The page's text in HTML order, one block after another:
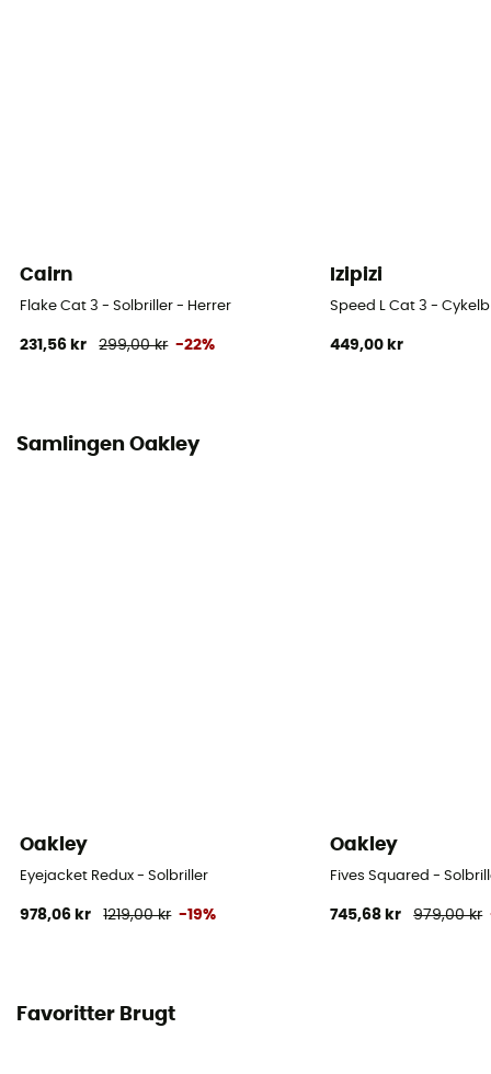
Cairn
Flake Cat 3 - Solbriller - Herrer
231,56 kr 299,00 kr -22%
Izipizi
Speed L Cat 3 -
449,00 kr
Samlingen Oakley
Oakley
Eyejacket Redux - Solbriller
978,06 kr 1219,00 kr -19%
Oakley
Fives Squared -
745,68 kr 979,00 kr
Favoritter Brugt